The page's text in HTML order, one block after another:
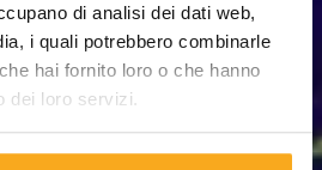
di analisi dei dati web,
i quali potrebbero combinarle
hai fornito loro o che hanno
dei loro servizi.